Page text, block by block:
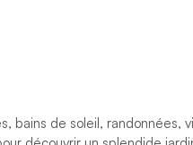
bains de soleil, randonnées,